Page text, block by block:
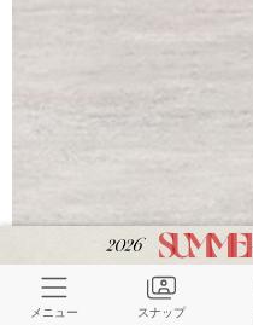
メニュー スナップ